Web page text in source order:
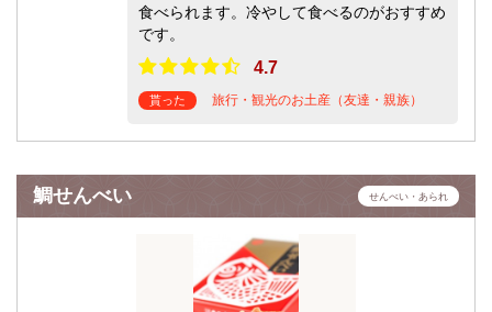
食べられます。冷やして食べるのがおすすめ
です。
4.7
貰った 旅行・観光のお土産（友達・親族）
鯛せんべい せんべい・あられ